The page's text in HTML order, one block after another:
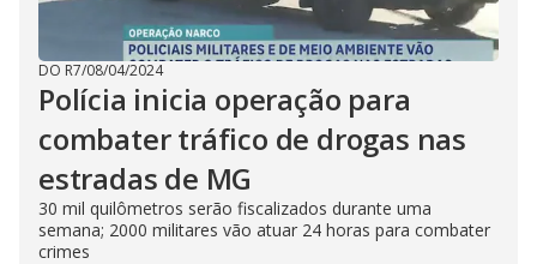
DO R7/08/04/2024
Polícia inicia operação para
combater tráfico de drogas nas
estradas de MG
30 mil quilômetros serão fiscalizados durante uma
semana; 2000 militares vão atuar 24 horas para combater
crimes